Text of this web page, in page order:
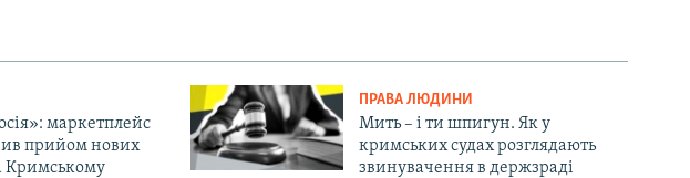
маркетплейс
прийом нових
Кримському
ПРАВА ЛЮДИНИ
Мить – і ти шпигун. Як у
кримських судах розглядають
звинувачення в держзраді